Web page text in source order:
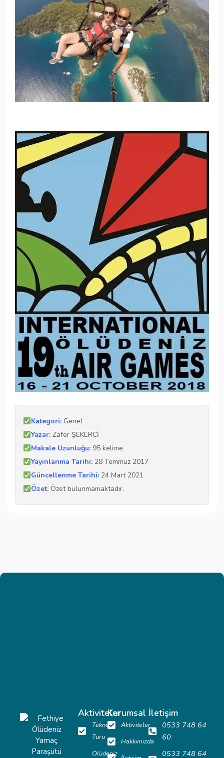
Kategori:Genel
Yazar:Zafer ŞEKERCİ
Makale Uzunluğu:95 kelime
Yayınlanma Tarihi:28 Temmuz 2017
Güncellenme Tarihi:24 Mart 2021
Özet:Özet bulunmamaktadır.
Aktiviteler
Tekne
Turu
Ölüdeniz
Kurumsal
Aktiviteler
Hakkımızda
İletişim
0533 748 64
60
0533 748 64